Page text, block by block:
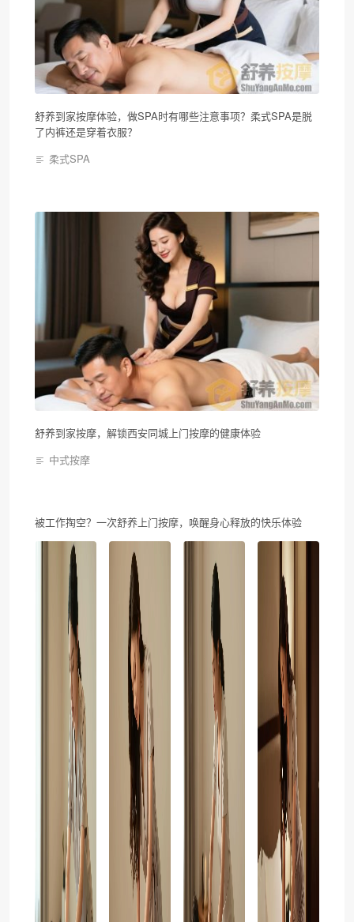
舒养到家按摩体验，做SPA时有哪些注意事项？柔式SPA是脱
了内裤还是穿着衣服？
柔式SPA
舒养到家按摩，解锁西安同城上门按摩的健康体验
中式按摩
被工作掏空？一次舒养上门按摩，唤醒身心释放的快乐体验